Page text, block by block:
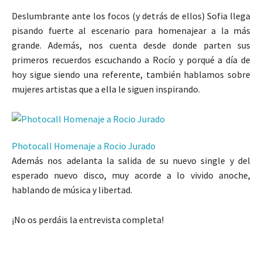
Deslumbrante ante los focos (y detrás de ellos) Sofia llega
pisando fuerte al escenario para homenajear a la más
grande. Además, nos cuenta desde donde parten sus
primeros recuerdos escuchando a Rocío y porqué a día de
hoy sigue siendo una referente, también hablamos sobre
mujeres artistas que a ella le siguen inspirando.
Photocall Homenaje a Rocio Jurado
Además nos adelanta la salida de su nuevo single y del
esperado nuevo disco, muy acorde a lo vivido anoche,
hablando de música y libertad.
¡No os perdáis la entrevista completa!